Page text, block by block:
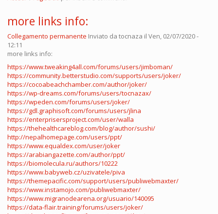
more links info:
Collegamento permanente Inviato da tocnaza il Ven, 02/07/2020 -
12:11
more links info:
https://www.tweaking4all.com/forums/users/jimboman/
https://community.betterstudio.com/supports/users/joker/
https://cocoabeachchamber.com/author/joker/
https://wp-dreams.com/forums/users/tocnazax/
https://wpeden.com/forums/users/joker/
https://gdl.graphisoft.com/forums/users/jlina
https://enterprisersproject.com/user/walla
https://thehealthcareblog.com/blog/author/sushi/
http://nepalhomepage.com/users/ppt/
https://www.equaldex.com/user/joker
https://arabiangazette.com/author/ppt/
https://biomolecula.ru/authors/10222
https://www.babyweb.cz/uzivatele/piva
https://themepacific.com/support/users/publiwebmaxter/
https://www.instamojo.com/publiwebmaxter/
https://www.migranodearena.org/usuario/140095
https://data-flair.training/forums/users/joker/